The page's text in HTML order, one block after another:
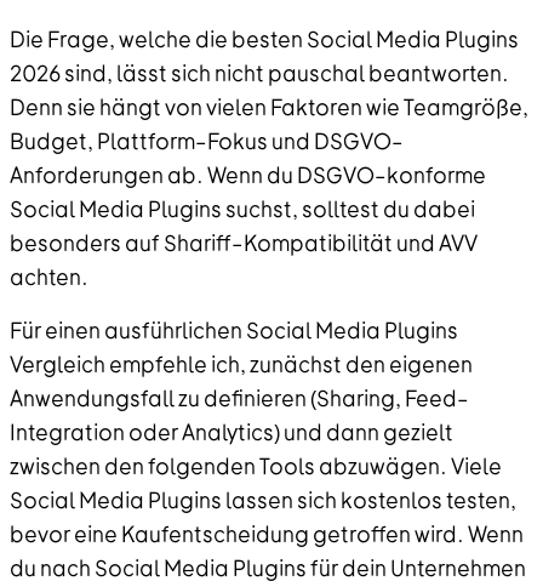
Die Frage, welche die besten Social Media Plugins
2026 sind, lässt sich nicht pauschal beantworten.
Denn sie hängt von vielen Faktoren wie Teamgröße,
Budget, Plattform–Fokus und DSGVO–
Anforderungen ab. Wenn du DSGVO–konforme
Social Media Plugins suchst, solltest du dabei
besonders auf Shariff–Kompatibilität und AVV
achten.
Für einen ausführlichen Social Media Plugins
Vergleich empfehle ich, zunächst den eigenen
Anwendungsfall zu definieren (Sharing, Feed–
Integration oder Analytics) und dann gezielt
zwischen den folgenden Tools abzuwägen. Viele
Social Media Plugins lassen sich kostenlos testen,
bevor eine Kaufentscheidung getroffen wird. Wenn
du nach Social Media Plugins für dein Unternehmen